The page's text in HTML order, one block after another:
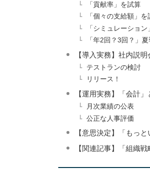
「貢献率」を試算
「個々の支給額」を
「シミュレーショ
「年2回？3回？」
【導入実務】社内説
テストランの検討
リリース！
【運用実務】「会計
月次業績の公表
公正な人事評価
【意思決定】「もっ
【関連記事】「組織